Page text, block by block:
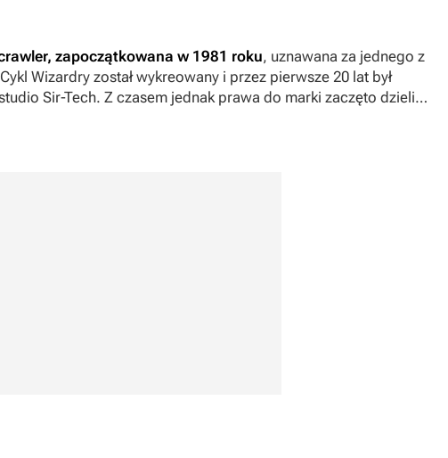
zapoczątkowana w 1981 roku, uznawana za jednego z
Wizardry został wykreowany i przez pierwsze 20 lat był
Sir-Tech. Z czasem jednak prawa do marki zaczęto dzielić